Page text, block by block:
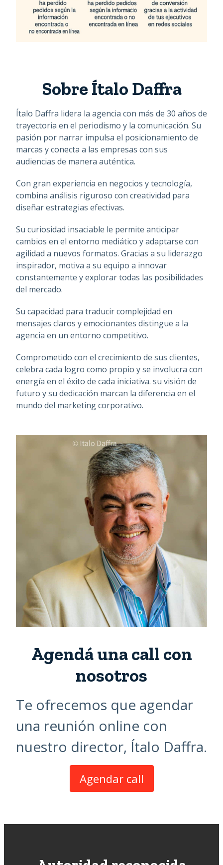
Sobre Ítalo Daffra
Ítalo Daffra lidera la agencia con más de 30 años de
trayectoria en el periodismo y la comunicación. Su
pasión por narrar impulsa el posicionamiento de
marcas y conecta a las empresas con sus
audiencias de manera auténtica.
Con gran experiencia en negocios y tecnología,
combina análisis riguroso con creatividad para
diseñar estrategias efectivas.
Su curiosidad insaciable le permite anticipar
cambios en el entorno mediático y adaptarse con
agilidad a nuevos formatos. Gracias a su liderazgo
inspirador, motiva a su equipo a innovar
constantemente y explorar todas las posibilidades
del mercado.
Su capacidad para traducir complejidad en
mensajes claros y emocionantes distingue a la
agencia en un entorno competitivo.
Comprometido con el crecimiento de sus clientes,
celebra cada logro como propio y se involucra con
energía en el éxito de cada iniciativa. su visión de
futuro y su dedicación marcan la diferencia en el
mundo del marketing corporativo.
Agendá una call con
nosotros
Te ofrecemos que agendar
una reunión online con
nuestro director, Ítalo Daffra.
Agendar call